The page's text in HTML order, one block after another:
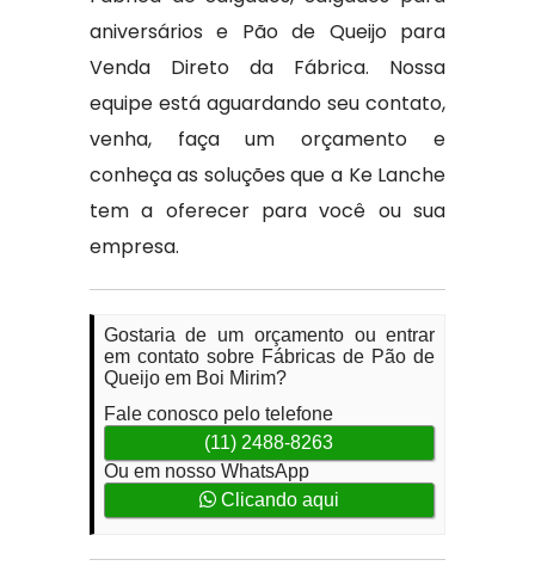
aniversários e Pão de Queijo para
Venda Direto da Fábrica. Nossa
equipe está aguardando seu contato,
venha, faça um orçamento e
conheça as soluções que a Ke Lanche
tem a oferecer para você ou sua
empresa.
Gostaria de um orçamento ou entrar
em contato sobre Fábricas de Pão de
Queijo em Boi Mirim?
Fale conosco pelo telefone
(11) 2488-8263
Ou em nosso WhatsApp
Clicando aqui